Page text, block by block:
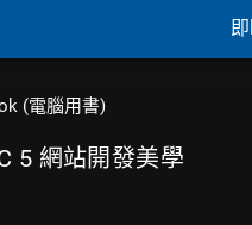
(電腦用書)
5 網站開發美學